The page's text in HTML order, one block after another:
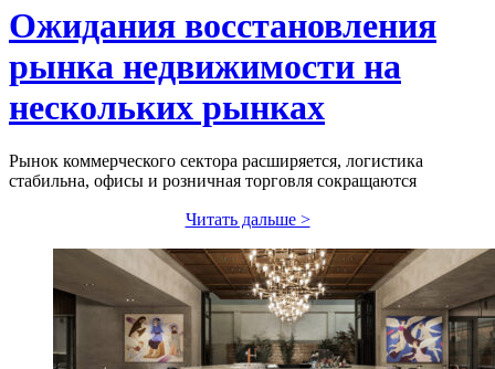
Ожидания восстановления
рынка недвижимости на
нескольких рынках
Рынок коммерческого сектора расширяется, логистика
стабильна, офисы и розничная торговля сокращаются
Читать дальше >